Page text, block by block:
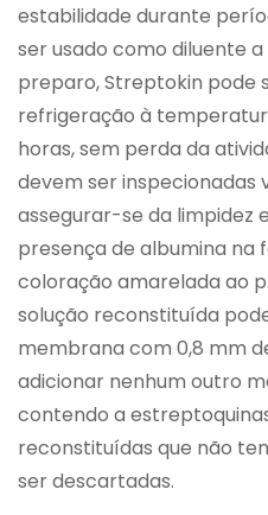
estabilidade durante
ser usado como diluente
preparo, Streptokin pode
refrigeração à
horas, sem perda da
devem ser inspecionadas
assegurar-se da limpidez
presença de albumina na
coloração amarelada ao
solução reconstituída
membrana com 0,8 mm
adicionar nenhum outro
contendo a
reconstituídas que não
ser descartadas.